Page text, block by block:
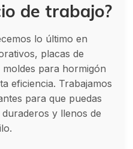
de trabajo?
lo último en
placas de
para hormigón
eficiencia. Trabajamos
para que puedas
y llenos de